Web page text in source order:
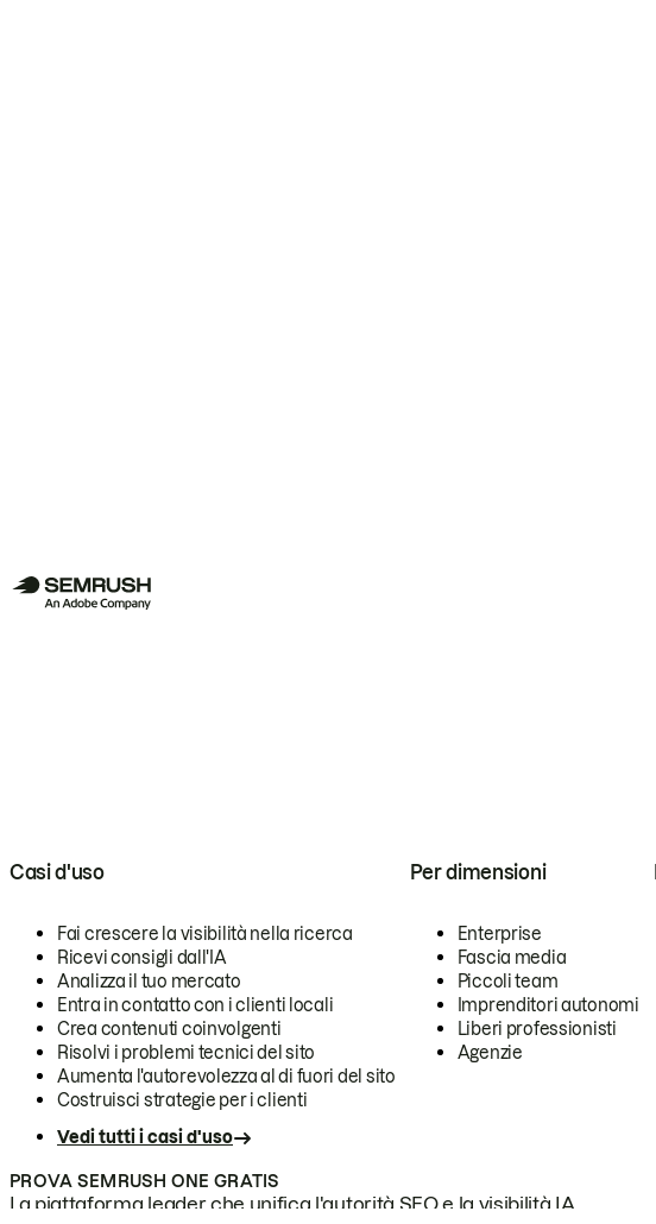
Casi d'uso
Fai crescere la visibilità nella ricerca
Ricevi consigli dall'IA
Analizza il tuo mercato
Entra in contatto con i clienti locali
Crea contenuti coinvolgenti
Risolvi i problemi tecnici del sito
Aumenta l'autorevolezza al di fuori del sito
Costruisci strategie per i clienti
Vedi tutti i casi d'uso
Per dimensioni
Enterprise
Fascia media
Piccoli team
Imprenditori autonomi
Liberi professionisti
Agenzie
PROVA SEMRUSH ONE GRATIS
La piattaforma leader che unifica l'autorità SEO e la visibilità IA.